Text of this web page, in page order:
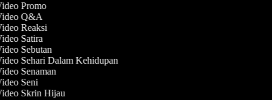
Promo
Q&A
Reaksi
Satira
Sebutan
Sehari Dalam Kehidupan
Senaman
Seni
Skrin Hijau